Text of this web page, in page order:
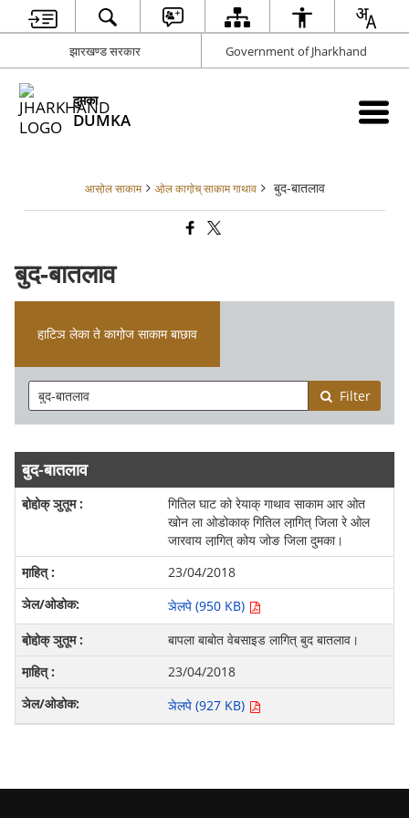
झारखण्ड सरकार Government of Jharkhand
दुमका
DUMKA
आसो़ल साकाम ओ़ल कागा़ेच् साकाम गाथाव बुद-बातलाव
बुद-बातलाव
हा़टिञ लेका ते कागो़ज साकाम बाछाव
Filter
बुद-बातलाव
गितिल घाट को रेयाक् गाथाव साकाम आर ओत
खोन ला ओडोकाक् गितिल ला़गित् जिला रे ओल
जारवाय ला़गित् कोय जोङ जिला दुमका।
23/04/2018
ञेलपे (950 KB)
बापला बाबोत वेबसाइड लागित् बुद बातलाव।
23/04/2018
ञेलपे (927 KB)